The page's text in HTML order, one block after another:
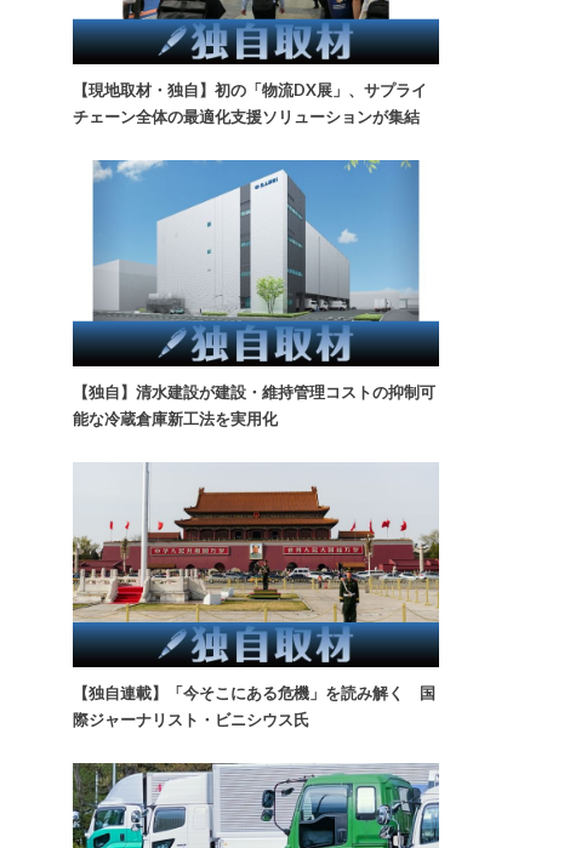
【現地取材・独自】初の「物流DX展」、サプライ
チェーン全体の最適化支援ソリューションが集結
【独自】清水建設が建設・維持管理コストの抑制可
能な冷蔵倉庫新工法を実用化
【独自連載】「今そこにある危機」を読み解く 国
際ジャーナリスト・ビニシウス氏